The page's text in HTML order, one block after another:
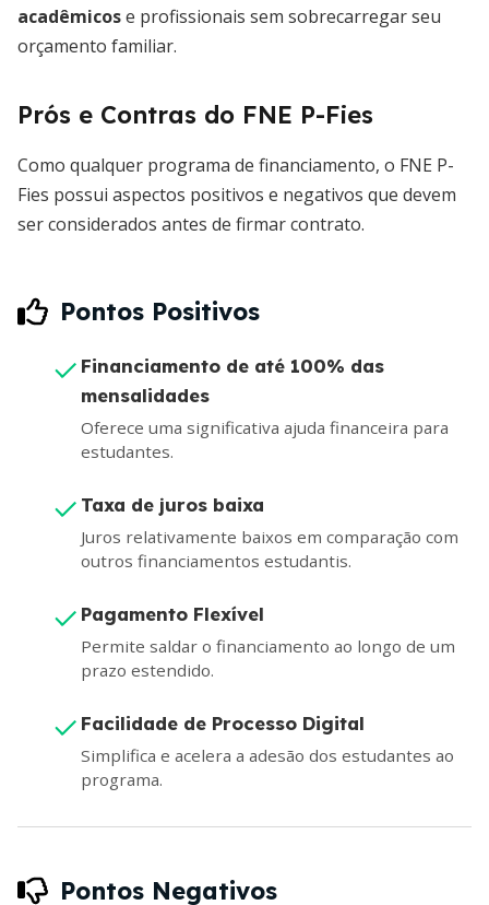
acadêmicose profissionais sem sobrecarregar seu
orçamento familiar.
Prós e Contras do FNE P-Fies
Como qualquer programa de financiamento, o FNE P-
Fies possui aspectos positivos e negativos que devem
ser considerados antes de firmar contrato.
Pontos Positivos
Financiamento de até 100% das
mensalidades
Oferece uma significativa ajuda financeira para
estudantes.
Taxa de juros baixa
Juros relativamente baixos em comparação com
outros financiamentos estudantis.
Pagamento Flexível
Permite saldar o financiamento ao longo de um
prazo estendido.
Facilidade de Processo Digital
Simplifica e acelera a adesão dos estudantes ao
programa.
Pontos Negativos